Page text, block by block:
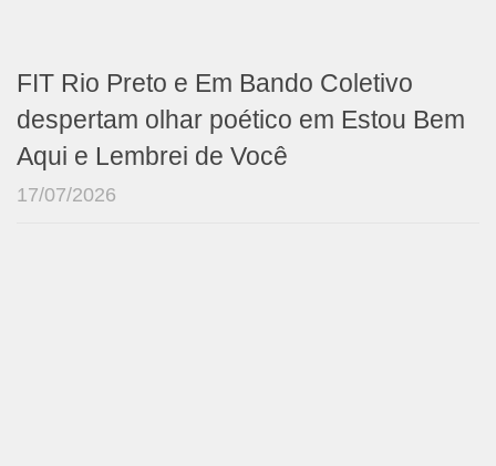
FIT Rio Preto e Em Bando Coletivo
despertam olhar poético em Estou Bem
Aqui e Lembrei de Você
17/07/2026